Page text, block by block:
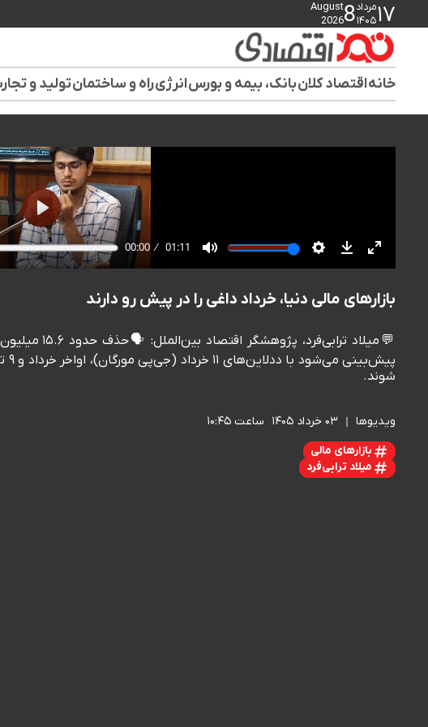
۱۷مرداد
۱۴۰۵8
August
2026
خانهاقتصاد کلانبانک، بیمه و بورسانرژیراه و ساختمانتولید و
بازارهای مالی دنیا، خرداد داغی را در پیش رو دارند
💬میلاد
شوند.
ویدیوها ۰۳ خرداد ۱۴۰۵ ساعت ۱۰:۴۵
بازارهای مالی
میلاد ترابی‌فرد